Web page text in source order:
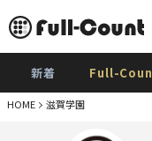
新着 Full-
HOME 滋賀学園